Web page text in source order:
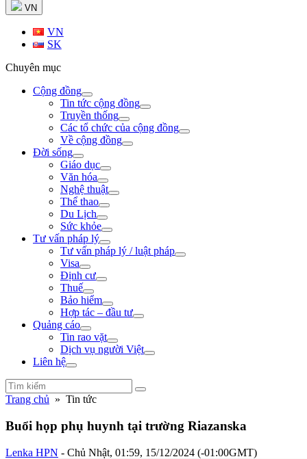
VN
VN
SK
Chuyên mục
Cộng đồng
Tin tức cộng đồng
Truyền thống
Các tổ chức của cộng đồng
Về cộng đồng
Đời sống
Giáo dục
Văn hóa
Nghệ thuật
Thể thao
Du Lịch
Sức khỏe
Tư vấn pháp lý
Tư vấn pháp lý / luật pháp
Visa
Định cư
Thuế
Bảo hiểm
Hợp tác – đầu tư
Quảng cáo
Tin rao vặt
Dịch vụ người Việt
Liên hệ
Trang chủ » Tin tức
Buổi họp phụ huynh tại trường Riazanska
Lenka HPN - Chủ Nhật, 01:59, 15/12/2024 (-01:00GMT)